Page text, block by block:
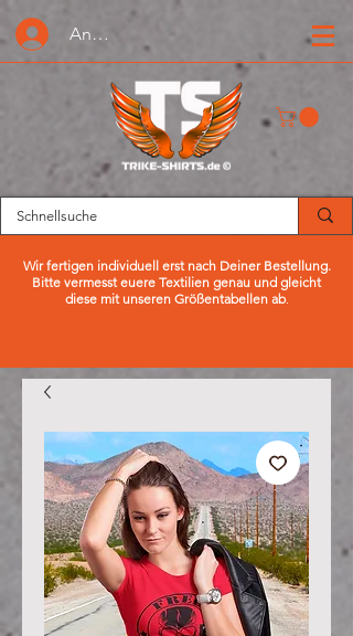
Anmelden oder Registrieren
Wir fertigen individuell erst nach Deiner Bestellung.
Bitte vermesst euere Textilien genau und gleicht
diese mit unseren Größentabellen ab.